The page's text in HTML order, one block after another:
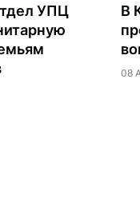
УПЦ
В
08